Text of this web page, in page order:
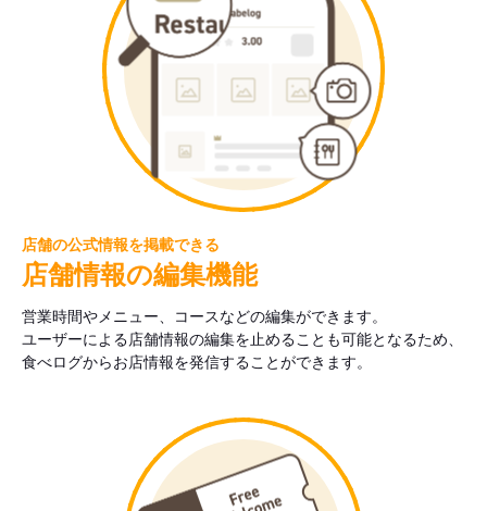
店舗の公式情報を掲載できる
店舗情報の編集機能
営業時間やメニュー、コースなどの編集ができます。
ユーザーによる店舗情報の編集を止めることも可能となるため、
食べログからお店情報を発信することができます。